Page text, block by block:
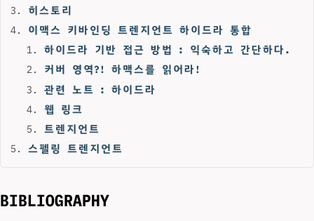
히스토리
이맥스 키바인딩 트렌지언트 하이드라 통합
하이드라 기반 접근 방법 : 익숙하고 간단하다.
커버 영역?! 하맥스를 읽어라!
관련 노트 : 하이드라
웹 링크
트렌지언트
스펠링 트렌지언트
BIBLIOGRAPHY